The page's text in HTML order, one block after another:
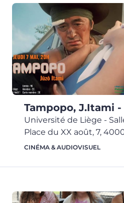
Tampopo, J.Itami
Université de Liège -
Place du XX août, 7,
CINÉMA & AUDIOVISUEL